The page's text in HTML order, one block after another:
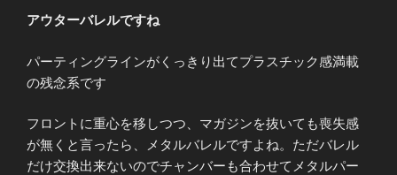
アウターバレルですね
パーティングラインがくっきり出てプラスチック感満載
の残念系です
フロントに重心を移しつつ、マガジンを抜いても喪失感
が無くと言ったら、メタルバレルですよね。ただバレル
だけ交換出来ないのでチャンバーも合わせてメタルパー